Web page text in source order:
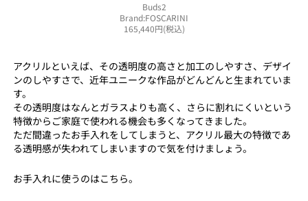
Buds2
Brand:FOSCARINI
165,440円(税込)
アクリルといえば、その透明度の高さと加工のしやすさ、デザイ
ンのしやすさで、近年ユニークな作品がどんどんと生まれていま
す。
その透明度はなんとガラスよりも高く、さらに割れにくいという
特徴からご家庭で使われる機会も多くなってきました。
ただ間違ったお手入れをしてしまうと、アクリル最大の特徴であ
る透明感が失われてしまいますので気を付けましょう。
お手入れに使うのはこちら。